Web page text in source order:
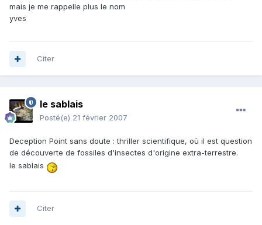
mais je me rappelle plus le nom
yves
Citer
le sablais
Posté(e) 21 février 2007
Deception Point sans doute : thriller scientifique, où il est question
de découverte de fossiles d'insectes d'origine extra-terrestre.
le sablais
Citer